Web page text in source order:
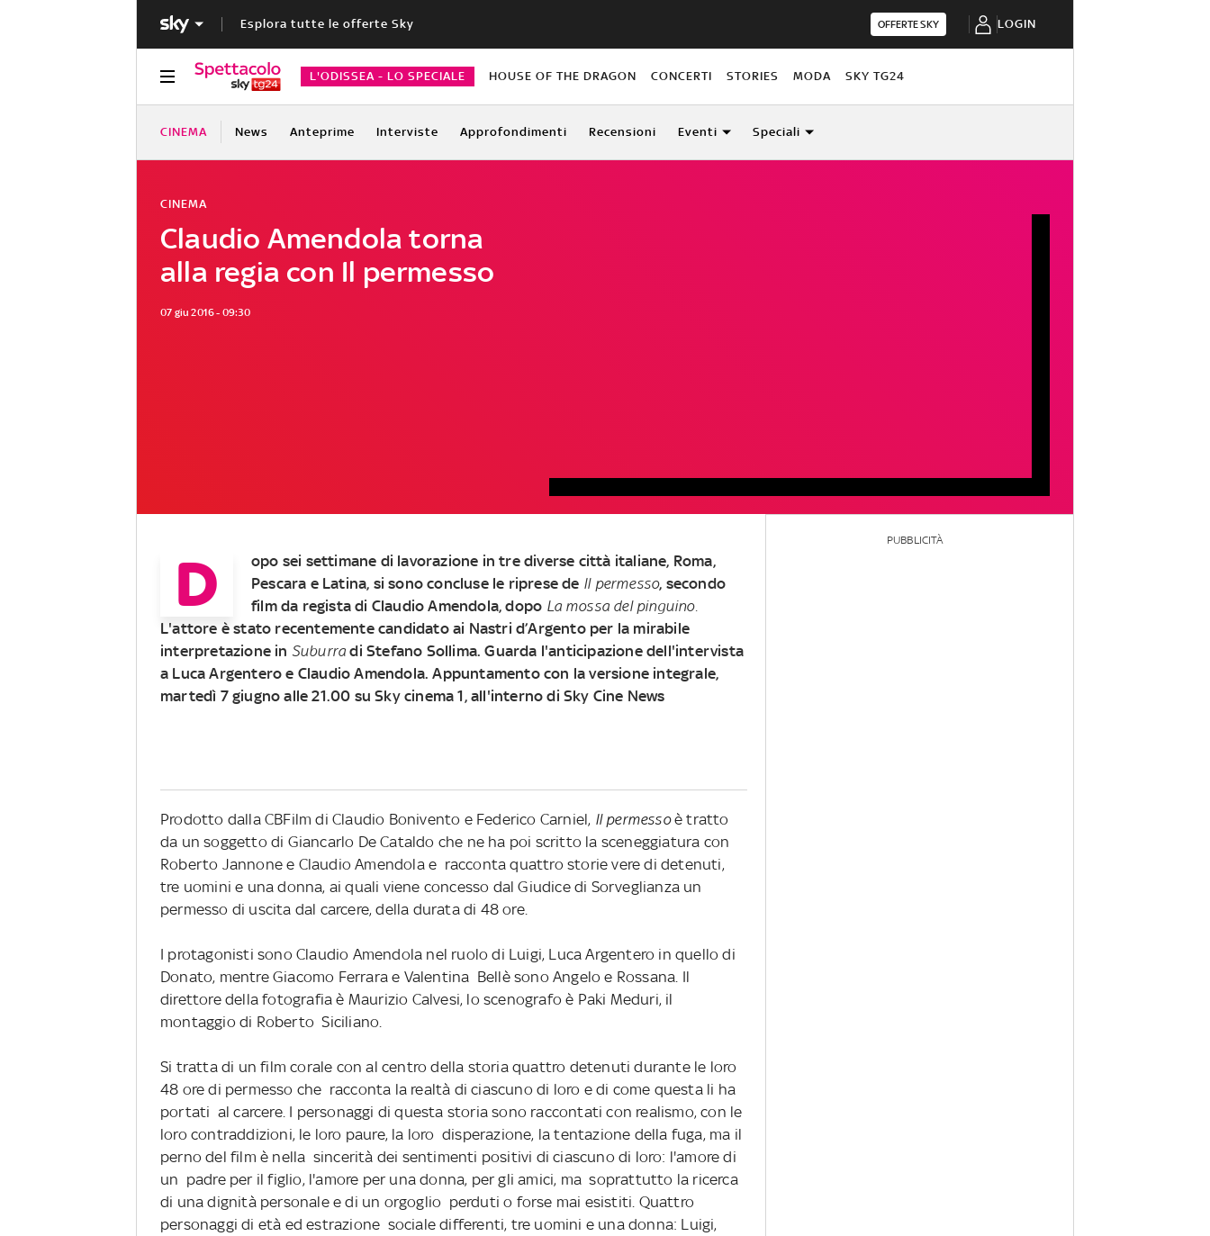
Esplora tutte le offerte Sky OFFERTE SKY LOGIN
L'ODISSEA - LO SPECIALE HOUSE OF THE DRAGON CONCERTI STORIES MODA SKY TG24
CINEMA News Anteprime Interviste Approfondimenti Recensioni Eventi Speciali
Claudio Amendola torna
alla regia con Il permesso
CINEMA
07 giu 2016 - 09:30
D
opo sei settimane di lavorazione in tre diverse città italiane, Roma,
Pescara e Latina, si sono concluse le riprese de Il permesso, secondo
film da regista di Claudio Amendola, dopo La mossa del pinguino.
L'attore è stato recentemente candidato ai Nastri d’Argento per la mirabile
interpretazione in Suburradi Stefano Sollima. Guarda l'anticipazione dell'intervista
a Luca Argentero e Claudio Amendola. Appuntamento con la versione integrale,
martedì 7 giugno alle 21.00 su Sky cinema 1, all'interno di Sky Cine News
Prodotto dalla CBFilm di Claudio Bonivento e Federico Carniel, Il permessoè tratto
da un soggetto di Giancarlo De Cataldo che ne ha poi scritto la sceneggiatura con
Roberto Jannone e Claudio Amendola e racconta quattro storie vere di detenuti,
tre uomini e una donna, ai quali viene concesso dal Giudice di Sorveglianza un
permesso di uscita dal carcere, della durata di 48 ore.
I protagonisti sono Claudio Amendola nel ruolo di Luigi, Luca Argentero in quello di
Donato, mentre Giacomo Ferrara e Valentina Bellè sono Angelo e Rossana. Il
direttore della fotografia è Maurizio Calvesi, lo scenografo è Paki Meduri, il
montaggio di Roberto Siciliano.
Si tratta di un film corale con al centro della storia quattro detenuti durante le loro
48 ore di permesso che racconta la realtà di ciascuno di loro e di come questa li ha
portati al carcere. I personaggi di questa storia sono raccontati con realismo, con le
loro contraddizioni, le loro paure, la loro disperazione, la tentazione della fuga, ma il
perno del film è nella sincerità dei sentimenti positivi di ciascuno di loro: l'amore di
un padre per il figlio, l'amore per una donna, per gli amici, ma soprattutto la ricerca
di una dignità personale e di un orgoglio perduti o forse mai esistiti. Quattro
personaggi di età ed estrazione sociale differenti, tre uomini e una donna: Luigi,
PUBBLICITÀ